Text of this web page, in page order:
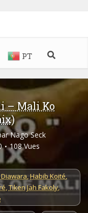
PT
– Mali Ko
Nago Seck
108 Vues
,Habib Koité,
,Tiken Jah Fakoly,